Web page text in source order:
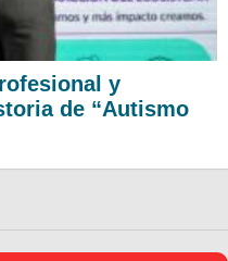
y
de “Autismo